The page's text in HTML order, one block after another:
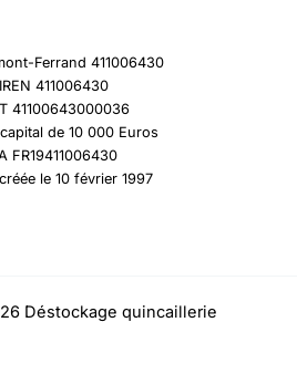
Ferrand 411006430
411006430
41100643000036
de 10 000 Euros
FR19411006430
le 10 février 1997
Déstockage quincaillerie